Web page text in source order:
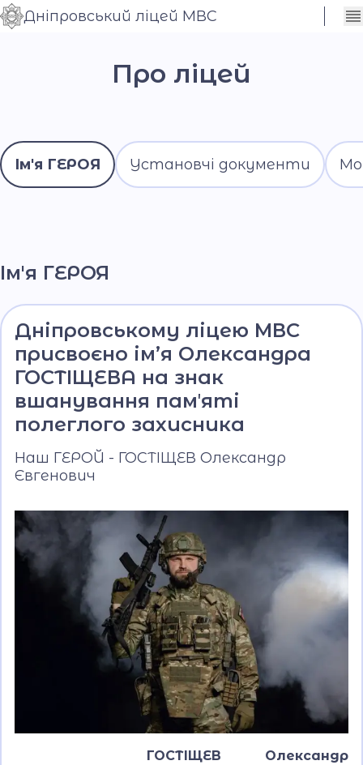
Контраст
Дніпровський ліцей МВС
Про ліцей
Ім'я ГЕРОЯ Установчі документи
Ім'я ГЕРОЯ
Дніпровському ліцею МВС
присвоєно ім’я Олександра
ГОСТІЩЕВА на знак
вшанування памʼяті
полеглого захисника
Наш ГЕРОЙ - ГОСТІЩЕВ Олександр
Євгенович
ГОСТІЩЕВ Олександр